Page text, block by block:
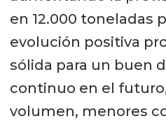
en 12.000 toneladas
evolución positiva
sólida para un buen
continuo en el
volumen, menores